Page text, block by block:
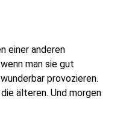
einer anderen
man sie gut
provozieren.
älteren. Und morgen